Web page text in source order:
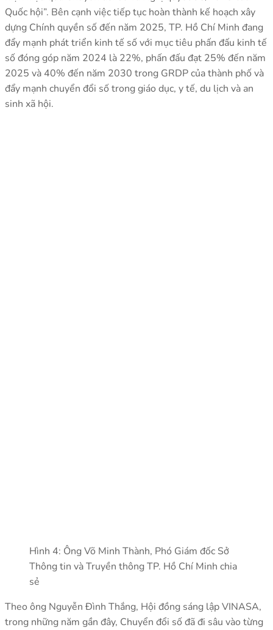
Quốc hội”. Bên cạnh việc tiếp tục hoàn thành kế hoạch xây
dựng Chính quyền số đến năm 2025, TP. Hồ Chí Minh đang
đẩy mạnh phát triển kinh tế số với mục tiêu phấn đấu kinh tế
số đóng góp năm 2024 là 22%, phấn đấu đạt 25% đến năm
2025 và 40% đến năm 2030 trong GRDP của thành phố và
đẩy mạnh chuyển đổi số trong giáo dục, y tế, du lịch và an
sinh xã hội.
Hình 4: Ông Võ Minh Thành, Phó Giám đốc Sở
Thông tin và Truyền thông TP. Hồ Chí Minh chia
sẻ
Theo ông Nguyễn Đình Thắng, Hội đồng sáng lập VINASA,
trong những năm gần đây, Chuyển đổi số đã đi sâu vào từng